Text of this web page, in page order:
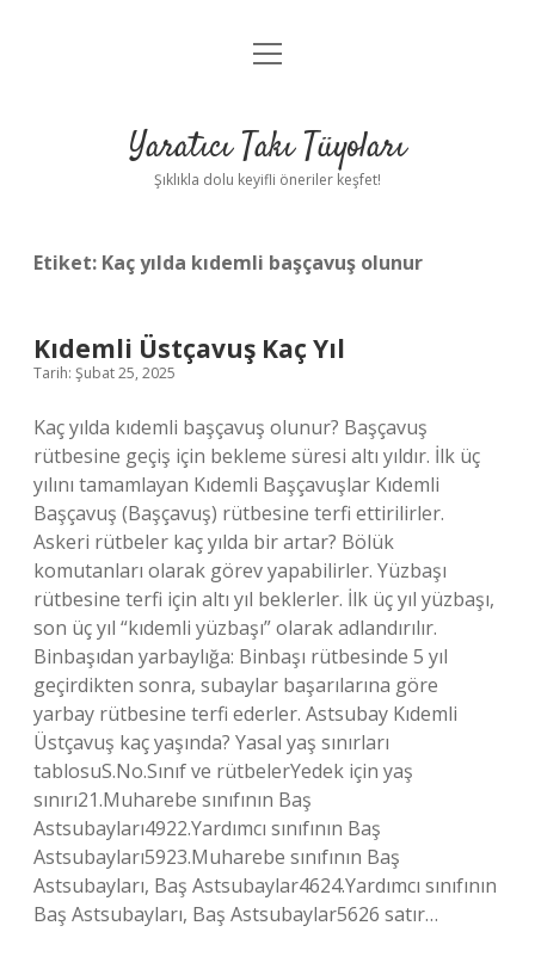
Anasayfa
Yasal Uyarı
menüyü
Yaratıcı Takı Tüyoları
Şıklıkla dolu keyifli öneriler keşfet!
Etiket: Kaç yılda kıdemli başçavuş olunur
Kıdemli Üstçavuş Kaç Yıl
Tarih: Şubat 25, 2025
Kaç yılda kıdemli başçavuş olunur? Başçavuş
rütbesine geçiş için bekleme süresi altı yıldır. İlk üç
yılını tamamlayan Kıdemli Başçavuşlar Kıdemli
Başçavuş (Başçavuş) rütbesine terfi ettirilirler.
Askeri rütbeler kaç yılda bir artar? Bölük
komutanları olarak görev yapabilirler. Yüzbaşı
rütbesine terfi için altı yıl beklerler. İlk üç yıl yüzbaşı,
son üç yıl “kıdemli yüzbaşı” olarak adlandırılır.
Binbaşıdan yarbaylığa: Binbaşı rütbesinde 5 yıl
geçirdikten sonra, subaylar başarılarına göre
yarbay rütbesine terfi ederler. Astsubay Kıdemli
Üstçavuş kaç yaşında? Yasal yaş sınırları
tablosuS.No.Sınıf ve rütbelerYedek için yaş
sınırı21.Muharebe sınıfının Baş
Astsubayları4922.Yardımcı sınıfının Baş
Astsubayları5923.Muharebe sınıfının Baş
Astsubayları, Baş Astsubaylar4624.Yardımcı sınıfının
Baş Astsubayları, Baş Astsubaylar5626 satır…